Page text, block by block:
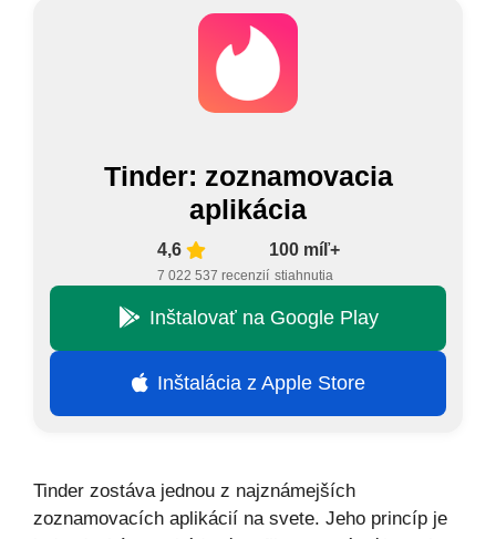
Tinder: zoznamovacia
aplikácia
4,6
7 022 537 recenzií
100 míľ+
stiahnutia
Inštalovať na Google Play
Inštalácia z Apple Store
Tinder zostáva jednou z najznámejších
zoznamovacích aplikácií na svete. Jeho princíp je